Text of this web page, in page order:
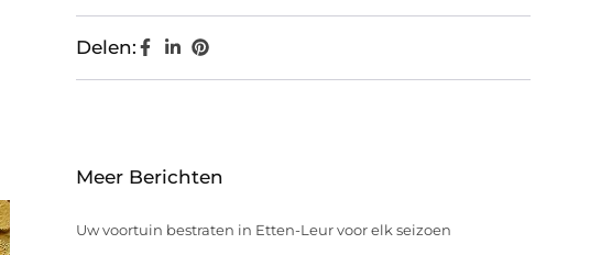
Delen:
Meer Berichten
Uw voortuin bestraten in Etten-Leur voor elk seizoen